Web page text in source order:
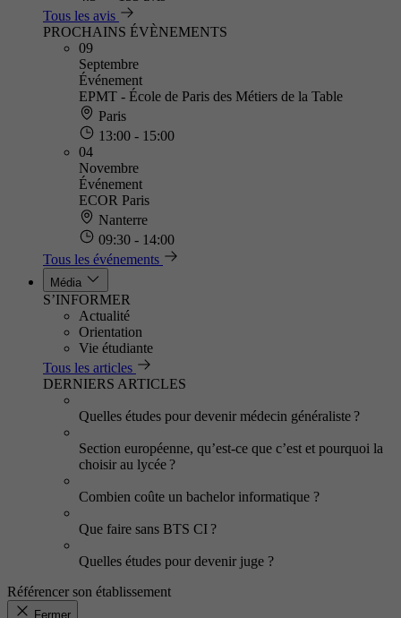
Tous les avis
PROCHAINS ÉVÈNEMENTS
09
Septembre
Événement
EPMT - École de Paris des Métiers de la Table
Paris
13:00 - 15:00
04
Novembre
Événement
ECOR Paris
Nanterre
09:30 - 14:00
Tous les événements
Média
S’INFORMER
Actualité
Orientation
Vie étudiante
Tous les articles
DERNIERS ARTICLES
Quelles études pour devenir médecin généraliste ?
Section européenne, qu’est-ce que c’est et pourquoi la
choisir au lycée ?
Combien coûte un bachelor informatique ?
Que faire sans BTS CI ?
Quelles études pour devenir juge ?
Référencer son établissement
Fermer